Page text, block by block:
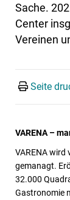
Sache.
Center
Vereinen
Seite
VARENA –
VARENA wird
gemanagt.
32.000
Gastronomie